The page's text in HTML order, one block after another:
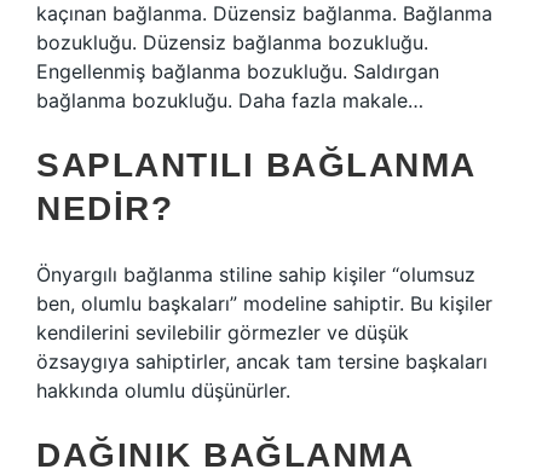
kaçınan bağlanma. Düzensiz bağlanma. Bağlanma
bozukluğu. Düzensiz bağlanma bozukluğu.
Engellenmiş bağlanma bozukluğu. Saldırgan
bağlanma bozukluğu. Daha fazla makale…
SAPLANTILI BAĞLANMA
NEDIR?
Önyargılı bağlanma stiline sahip kişiler “olumsuz
ben, olumlu başkaları” modeline sahiptir. Bu kişiler
kendilerini sevilebilir görmezler ve düşük
özsaygıya sahiptirler, ancak tam tersine başkaları
hakkında olumlu düşünürler.
DAĞINIK BAĞLANMA